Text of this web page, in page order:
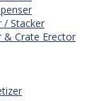
/ Stacker
& Crate Erector